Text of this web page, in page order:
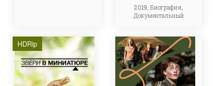
2019,Биография
Документальный
HDRip